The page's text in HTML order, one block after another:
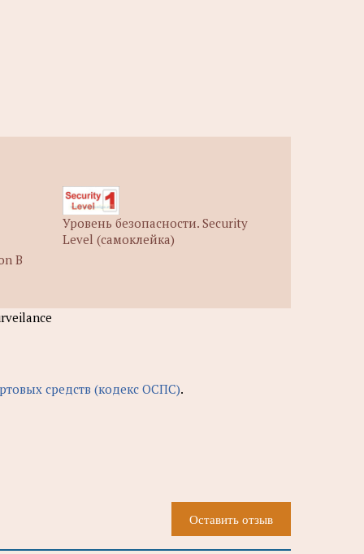
B
Уровень безопасности. Security
Level (самоклейка)
средств (кодекс ОСПС).
Оставить отзыв